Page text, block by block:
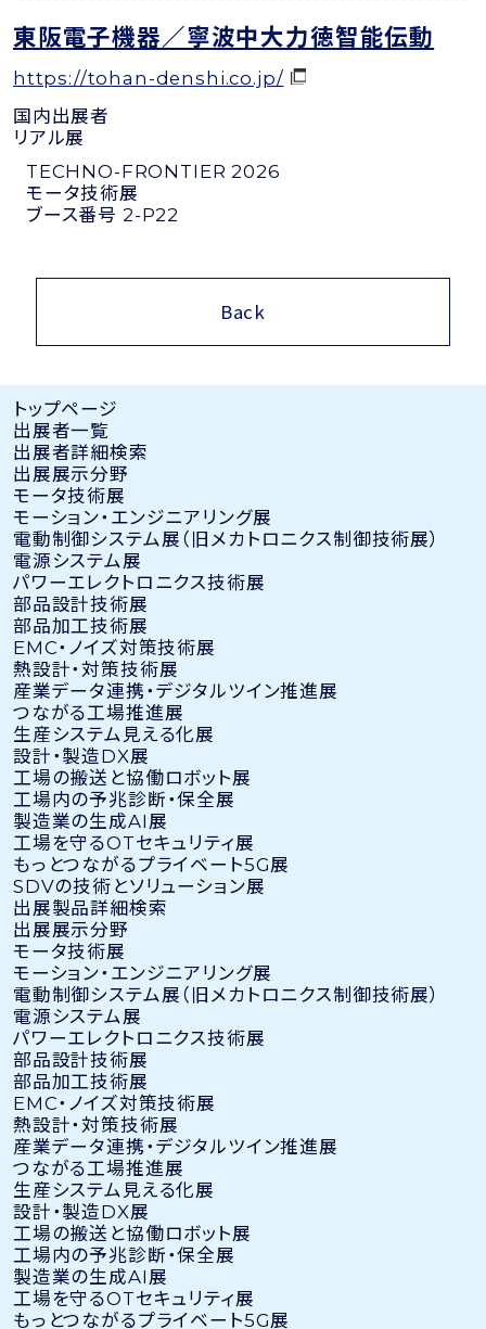
東阪電子機器／寧波中大力徳智能伝動
https://tohan-denshi.co.jp/
国内出展者
リアル展
TECHNO-FRONTIER 2026
モータ技術展
ブース番号 2-P22
Back
トップページ
出展者⼀覧
出展者詳細検索
出展展示分野
モータ技術展
モーション・エンジニアリング展
電動制御システム展（旧メカトロニクス制御技術展）
電源システム展
パワーエレクトロニクス技術展
部品設計技術展
部品加工技術展
EMC・ノイズ対策技術展
熱設計・対策技術展
産業データ連携・デジタルツイン推進展
つながる工場推進展
生産システム見える化展
設計・製造DX展
工場の搬送と協働ロボット展
工場内の予兆診断・保全展
製造業の生成AI展
工場を守るOTセキュリティ展
もっとつながるプライベート5G展
SDVの技術とソリューション展
出展製品詳細検索
出展展示分野
モータ技術展
モーション・エンジニアリング展
電動制御システム展（旧メカトロニクス制御技術展）
電源システム展
パワーエレクトロニクス技術展
部品設計技術展
部品加工技術展
EMC・ノイズ対策技術展
熱設計・対策技術展
産業データ連携・デジタルツイン推進展
つながる工場推進展
生産システム見える化展
設計・製造DX展
工場の搬送と協働ロボット展
工場内の予兆診断・保全展
製造業の生成AI展
工場を守るOTセキュリティ展
もっとつながるプライベート5G展